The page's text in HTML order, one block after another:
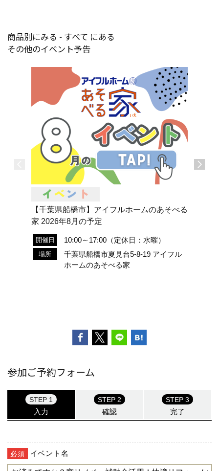
商品別にみる - すべて にある
その他のイベント予告
【千葉県船橋市】アイフルホームのあそべる
家 2026年8月の予定
開催日 10:00～17:00（定休日：水曜）
場所
千葉県船橋市夏見台5-8-19 アイフル
ホームのあそべる家
参加ご予約フォーム